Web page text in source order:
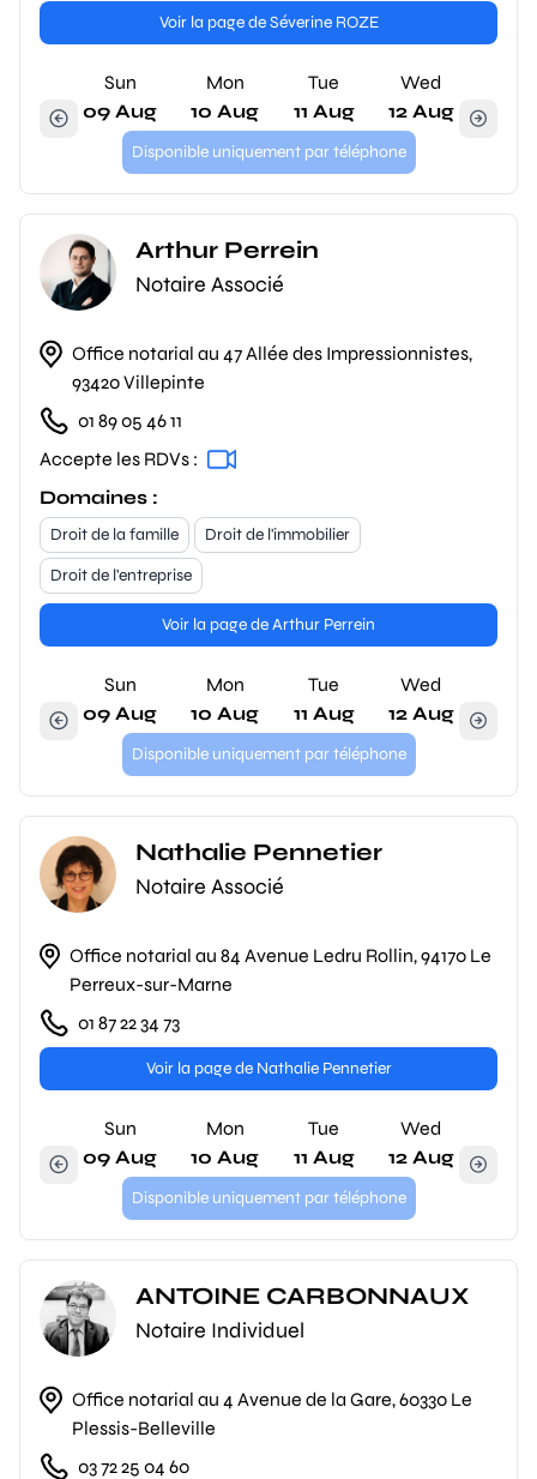
Voir la page de Séverine ROZE
Sun
09 Aug
Mon
10 Aug
Tue
11 Aug
Wed
12 Aug
Disponible uniquement par téléphone
Arthur Perrein
Notaire Associé
Office notarial au 47 Allée des Impressionnistes,
93420 Villepinte
01 89 05 46 11
Accepte les RDVs :
Domaines :
Droit de la famille
Droit de l'immobilier
Droit de l'entreprise
Voir la page de Arthur Perrein
Sun
09 Aug
Mon
10 Aug
Tue
11 Aug
Wed
12 Aug
Disponible uniquement par téléphone
Nathalie Pennetier
Notaire Associé
Office notarial au 84 Avenue Ledru Rollin, 94170 Le
Perreux-sur-Marne
01 87 22 34 73
Voir la page de Nathalie Pennetier
Sun
09 Aug
Mon
10 Aug
Tue
11 Aug
Wed
12 Aug
Disponible uniquement par téléphone
ANTOINE CARBONNAUX
Notaire Individuel
Office notarial au 4 Avenue de la Gare, 60330 Le
Plessis-Belleville
03 72 25 04 60